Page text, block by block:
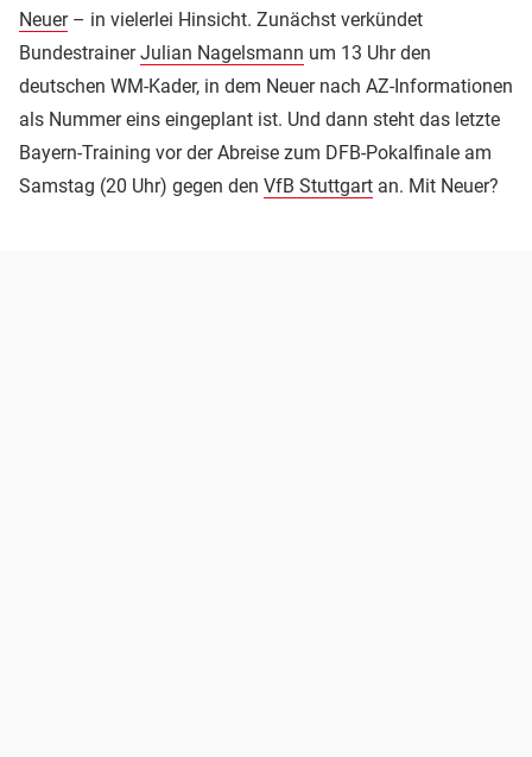
Neuer– in vielerlei Hinsicht. Zunächst verkündet
BundestrainerJulian Nagelsmann um 13 Uhr den
deutschen WM-Kader, in dem Neuer nach AZ-Informationen
als Nummer eins eingeplant ist. Und dann steht das letzte
Bayern-Training vor der Abreise zum DFB-Pokalfinale am
Samstag (20 Uhr) gegen den VfB Stuttgart an. Mit Neuer?